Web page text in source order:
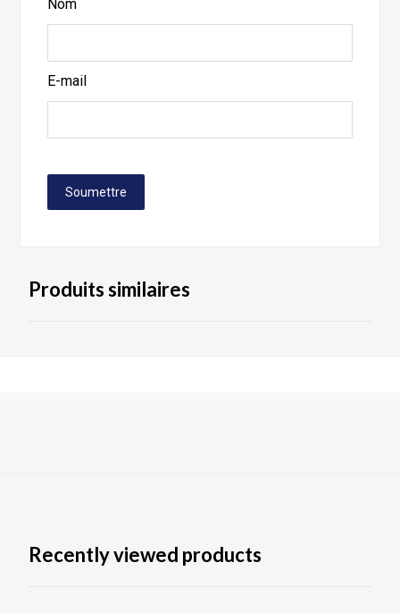
Nom
E-mail
Produits similaires
Recently viewed products